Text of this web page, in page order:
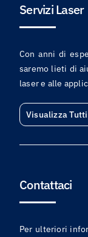
Servizi Laser
Con anni di
saremo lieti di
laser e alle
Visualizza
Contattaci
Per ulteriori